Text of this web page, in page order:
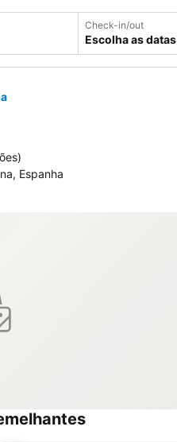
Check-in/out
Escolha as datas
)
Espanha